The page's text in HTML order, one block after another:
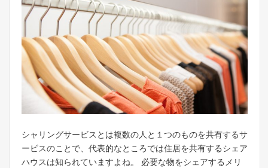
シャリングサービスとは複数の人と１つのものを共有するサ
ービスのことで、代表的なところでは住居を共有するシェア
ハウスは知られていますよね。 必要な物をシェアするメリ